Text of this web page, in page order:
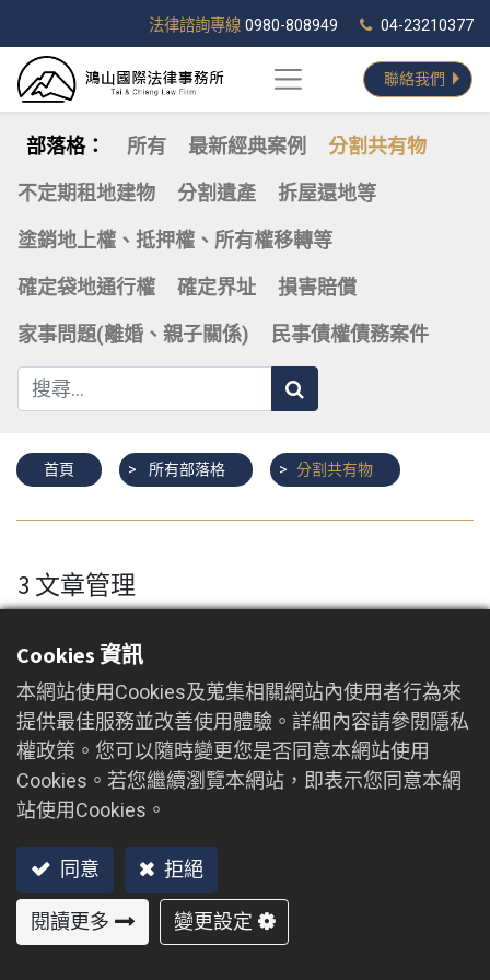
法律諮詢專線 0980-808949 04-23210377
聯絡我們
部落格： 所有 最新經典案例 分割共有物
不定期租地建物 分割遺產 拆屋還地等
塗銷地上權、抵押權、所有權移轉等
確定袋地通行權 確定界址 損害賠償
家事問題(離婚、親子關係) 民事債權債務案件
首頁 所有部落格 分割共有物
3 文章管理
原物分割
台中地院 110年度訴字第1437號
2024/05/15
裁判字號：110年度訴字第1437號 裁判日期：112年09
月22日 裁判案由：分割共有物 臺灣臺中地方法院民事
判決 110年度訴字第1437號 原 告 王○○ 王○○ 王○○ 共
同 訴訟代理人 陳文慧律師 被 告 王○ 鄭○○ 王○○ 訴訟代
理人 許博堯律師 複 代理人 戴連宏律師 高子涵 上列當
Cookies 資訊
本網站使用Cookies及蒐集相關網站內使用者行為來
提供最佳服務並改善使用體驗。詳細內容請參閱隱私
權政策。您可以隨時變更您是否同意本網站使用
Cookies。若您繼續瀏覽本網站，即表示您同意本網
站使用Cookies。
同意 拒絕
閱讀更多 變更設定